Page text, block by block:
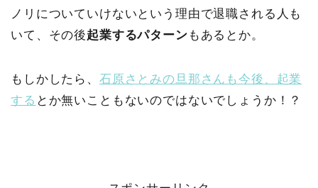
ノリについていけないという理由で退職される人も
いて、その後起業するパターン もあるとか。
もしかしたら、 石原さとみの旦那さんも今後、起業
する とか無いこともないのではないでしょうか！？